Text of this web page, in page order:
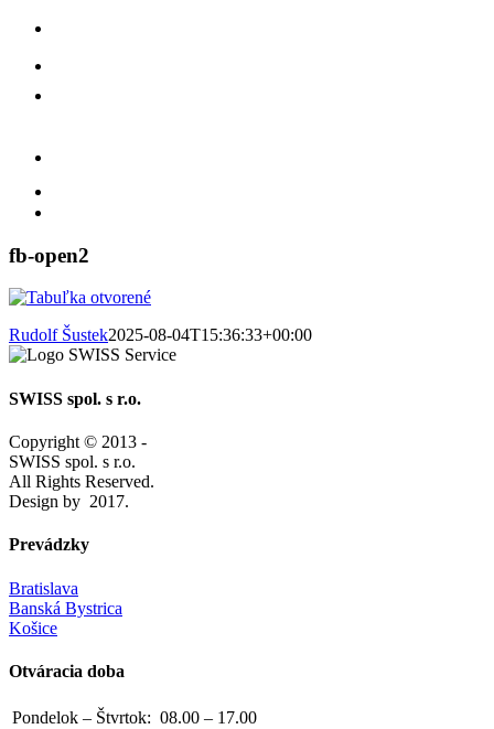
fb-open2
Rudolf Šustek2025-08-04T15:36:33+00:00
SWISS spol. s r.o.
Copyright © 2013 -
SWISS spol. s r.o.
All Rights Reserved.
Design by 2017.
Prevádzky
Bratislava
Banská Bystrica
Košice
Otváracia doba
Pondelok – Štvrtok: 08.00 – 17.00